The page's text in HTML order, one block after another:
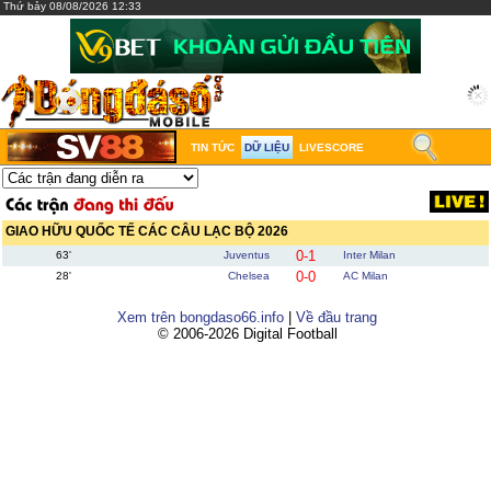
Thứ bảy 08/08/2026 12:33
TIN TỨC DỮ LIỆU LIVESCORE
GIAO HỮU QUỐC TẾ CÁC CÂU LẠC BỘ 2026
63' Juventus 0-1
Inter Milan
28'
Chelsea 0-0 AC Milan
Xem trên bongdaso66.info
Về đầu trang
© 2006-2026 Digital Football